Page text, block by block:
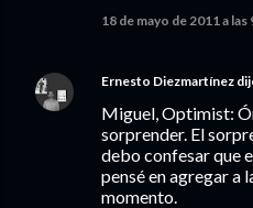
18 de mayo de 2011 a las
Ernesto Diezmartínez
Miguel, Optimist:
sorprender. El
debo confesar que
pensé en agregar a
momento.